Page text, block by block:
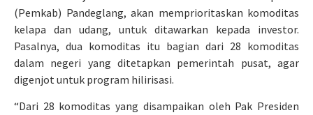
(Pemkab) Pandeglang, akan memprioritaskan komoditas
kelapa dan udang, untuk ditawarkan kepada investor.
Pasalnya, dua komoditas itu bagian dari 28 komoditas
dalam negeri yang ditetapkan pemerintah pusat, agar
digenjot untuk program hilirisasi.
“Dari 28 komoditas yang disampaikan oleh Pak Presiden